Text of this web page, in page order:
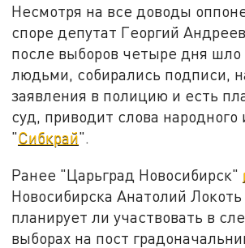
Несмотря на все доводы
споре депутат Георгий
после выборов четыре дня
людьми, собирались подписи,
заявления в полицию и есть
суд, приводит слова народного
"Сибкрай".
Ранее "Царьград Новосибирск"
Новосибирска Анатолий Локоть
планирует ли участвовать в
выборах на пост